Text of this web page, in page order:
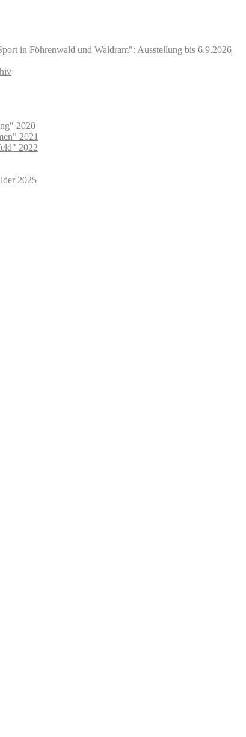
in Föhrenwald und Waldram": Ausstellung bis 6.9.2026
2020
2021
2022
2025